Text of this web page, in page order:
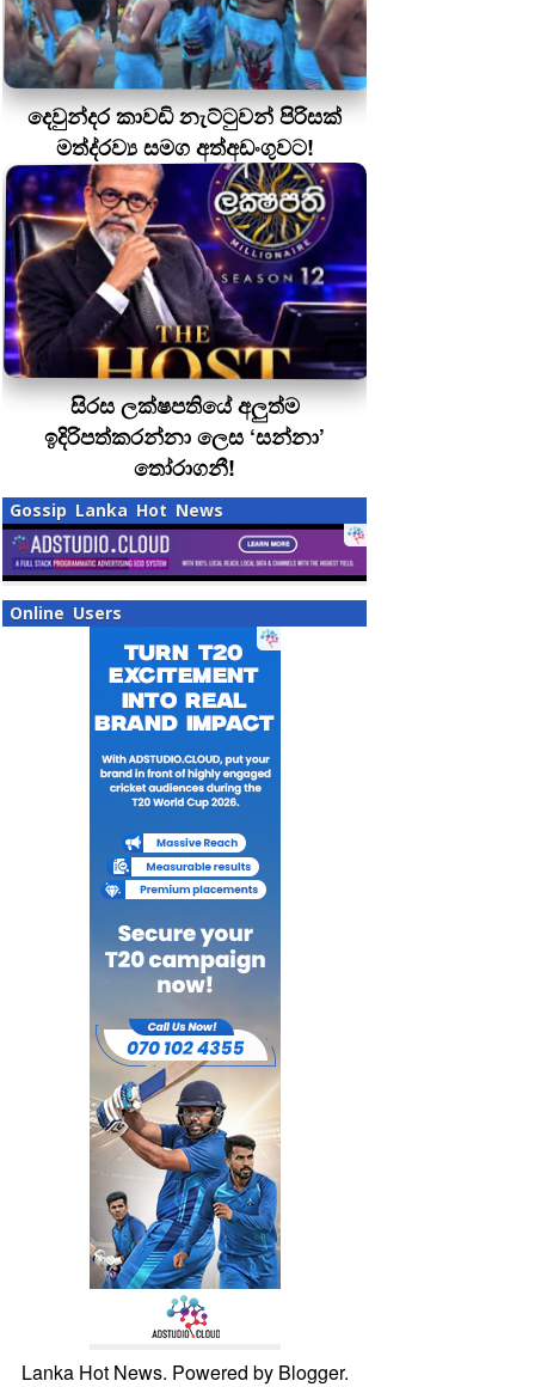
දෙවුන්දර කාවඩි නැට්ටුවන් පිරිසක්
මත්ද‍්‍රව්‍ය සමග අත්අඩංගුවට!
සිරස ලක්ෂපතියේ අලුත්ම
ඉදිරිපත්කරන්නා ලෙස ‘සන්නා’
තෝරාගනී!
Gossip Lanka Hot News
Online Users
Lanka Hot News. Powered by Blogger.